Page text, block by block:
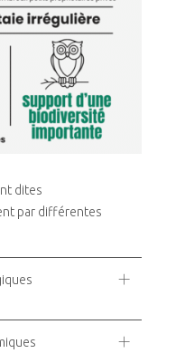
dites
par différentes